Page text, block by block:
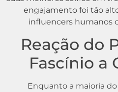
engajamento foi tão
influencers humanos
Reação do
Fascínio a
Enquanto a maioria